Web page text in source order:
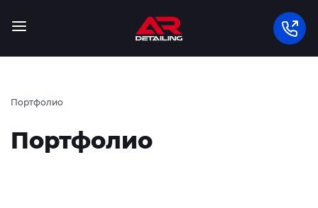
Портфолио
Портфолио